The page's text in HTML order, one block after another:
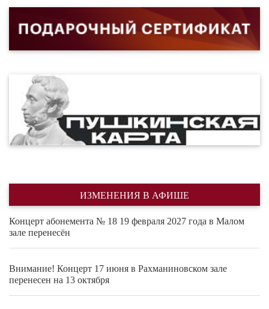
ИЗМЕНЕНИЯ В АФИШЕ
Концерт абонемента № 18 19 февраля 2027 года в Малом
зале перенесён
Внимание! Концерт 17 июня в Рахманиновском зале
перенесен на 13 октября